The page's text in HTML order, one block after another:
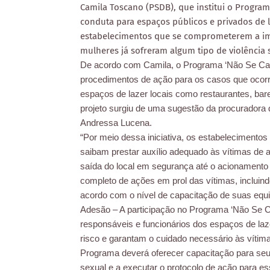
Camila Toscano (PSDB), que institui o
conduta para espaços públicos e privados de
estabelecimentos que se comprometerem a
mulheres já sofreram algum tipo de violência
De acordo com Camila, o Programa ‘Não Se
procedimentos de ação para os casos que
espaços de lazer locais como restaurantes,
projeto surgiu de uma sugestão da
Andressa Lucena.
“Por meio dessa iniciativa, os
saibam prestar auxílio adequado às vítimas de
saída do local em segurança até o
completo de ações em prol das vítimas,
acordo com o nível de capacitação de suas
Adesão – A participação no Programa ‘Não Se
responsáveis e funcionários dos espaços de
risco e garantam o cuidado necessário às
Programa deverá oferecer capacitação para
sexual e a executar o protocolo de ação para